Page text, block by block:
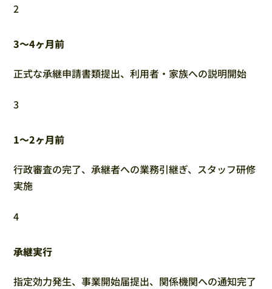
2
3～4ヶ月前
正式な承継申請書類提出、利用者・家族への説明開始
3
1～2ヶ月前
行政審査の完了、承継者への業務引継ぎ、スタッフ研修
実施
4
承継実行
指定効力発生、事業開始届提出、関係機関への通知完了